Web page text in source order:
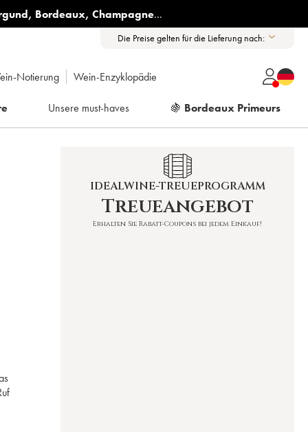
, Bordeaux, Champagne...
Die Preise gelten für die Lieferung nach:
Notierung Wein-Enzyklopädie
Unsere must-haves 🍇 Bordeaux Primeurs
IDEALWINE-TREUEPROGRAMM
Treueangebot
Erhalten Sie Rabatt-Coupons bei jedem Einkauf!